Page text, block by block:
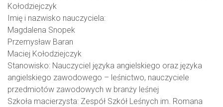
Kołodziejczyk
Imię i nazwisko nauczyciela:
Magdalena Snopek
Przemysław Baran
Maciej Kołodziejczyk
Stanowisko: Nauczyciel języka angielskiego oraz języka
angielskiego zawodowego – leśnictwo, nauczyciele
przedmiotów zawodowych w branży leśnej
Szkoła macierzysta: Zespół Szkół Leśnych im. Romana